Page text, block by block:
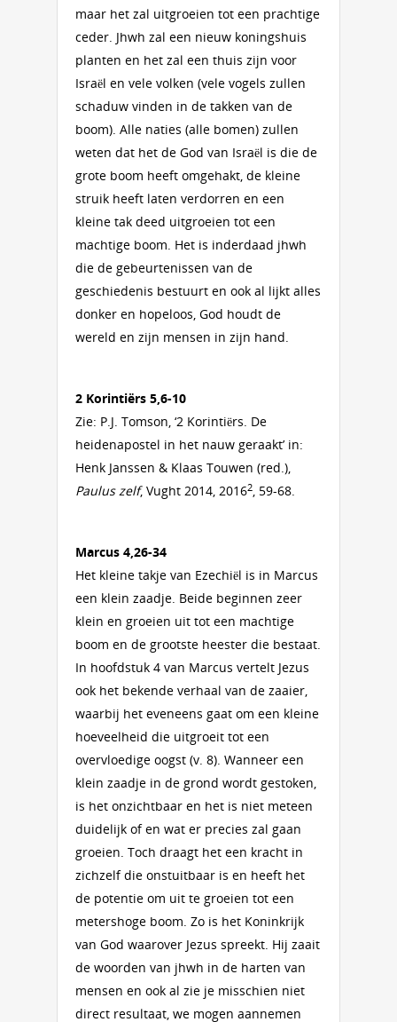
maar het zal uitgroeien tot een prachtige
ceder. Jhwh zal een nieuw koningshuis
planten en het zal een thuis zijn voor
Israël en vele volken (vele vogels zullen
schaduw vinden in de takken van de
boom). Alle naties (alle bomen) zullen
weten dat het de God van Israël is die de
grote boom heeft omgehakt, de kleine
struik heeft laten verdorren en een
kleine tak deed uitgroeien tot een
machtige boom. Het is inderdaad jhwh
die de gebeurtenissen van de
geschiedenis bestuurt en ook al lijkt alles
donker en hopeloos, God houdt de
wereld en zijn mensen in zijn hand.
2 Korintiërs 5,6-10
Zie: P.J. Tomson, ‘2 Korintiërs. De
heidenapostel in het nauw geraakt’ in:
Henk Janssen & Klaas Touwen (red.),
Paulus zelf, Vught 2014, 20162, 59-68.
Marcus 4,26-34
Het kleine takje van Ezechiël is in Marcus
een klein zaadje. Beide beginnen zeer
klein en groeien uit tot een machtige
boom en de grootste heester die bestaat.
In hoofdstuk 4 van Marcus vertelt Jezus
ook het bekende verhaal van de zaaier,
waarbij het eveneens gaat om een kleine
hoeveelheid die uitgroeit tot een
overvloedige oogst (v. 8). Wanneer een
klein zaadje in de grond wordt gestoken,
is het onzichtbaar en het is niet meteen
duidelijk of en wat er precies zal gaan
groeien. Toch draagt het een kracht in
zichzelf die onstuitbaar is en heeft het
de potentie om uit te groeien tot een
metershoge boom. Zo is het Koninkrijk
van God waarover Jezus spreekt. Hij zaait
de woorden van jhwh in de harten van
mensen en ook al zie je misschien niet
direct resultaat, we mogen aannemen